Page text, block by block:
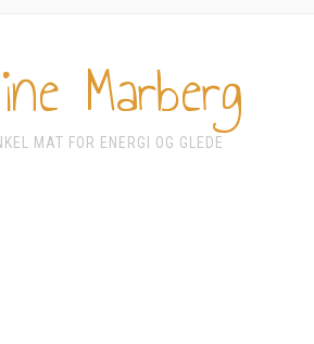
Marberg
MAT FOR ENERGI OG GLEDE